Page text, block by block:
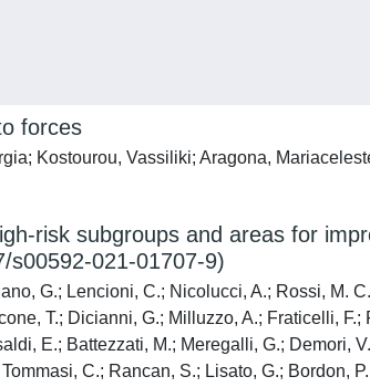
forces
Kostourou, Vassiliki; Aragona,
subgroups and areas for
s00592-021-01707-9)
G.; Lencioni, C.; Nicolucci, A.; Rossi, M.
T.; Dicianni, G.; Milluzzo, A.; Fraticelli, F.;
E.; Battezzati, M.; Meregalli, G.; Demori,
C.; Rancan, S.; Lisato, G.; Bordon,